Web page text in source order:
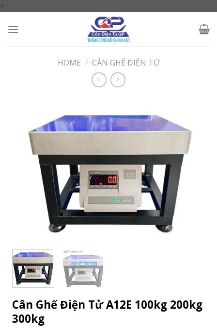
>
content
HOME / CÂN GHẾ ĐIỆN TỬ
Cân Ghế Điện Tử A12E 100kg 200kg
300kg